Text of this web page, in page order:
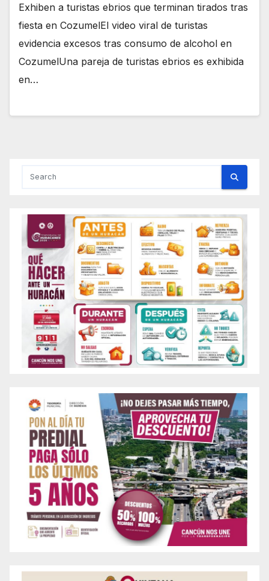
Exhiben a turistas ebrios que terminan tirados tras
fiesta en CozumelEl video viral de turistas
evidencia excesos tras consumo de alcohol en
CozumelUna pareja de turistas ebrios es exhibida
en…